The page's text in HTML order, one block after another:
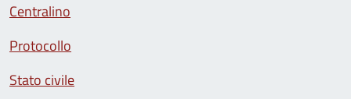
Centralino
Protocollo
Stato civile